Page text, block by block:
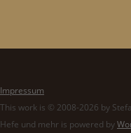
Impressum
This work is © 2008-2026 by
Hefe und mehr is powered by